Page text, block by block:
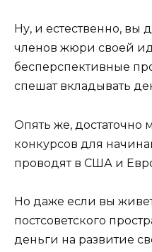
Ну, и естественно, вы
членов жюри своей
бесперспективные
спешат вкладывать
Опять же, достаточно
конкурсов для
проводят в США и
Но даже если вы
постсоветского
деньги на развитие